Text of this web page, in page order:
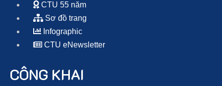
CTU 55 năm
Sơ đồ trang
Infographic
CTU eNewsletter
CÔNG KHAI